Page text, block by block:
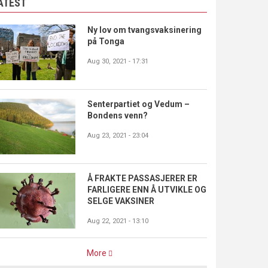
Ny lov om tvangsvaksinering
på Tonga
Aug 30, 2021 - 17:31
Senterpartiet og Vedum –
Bondens venn?
Aug 23, 2021 - 23:04
Å FRAKTE PASSASJERER ER
FARLIGERE ENN Å UTVIKLE OG
SELGE VAKSINER
Aug 22, 2021 - 13:10
More